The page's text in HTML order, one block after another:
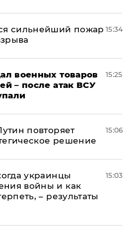
сильнейший пожар 15:34
военных товаров
– после атак ВСУ
15:25
повторяет
решение
15:06
украинцы
войны и как
– результаты
15:03